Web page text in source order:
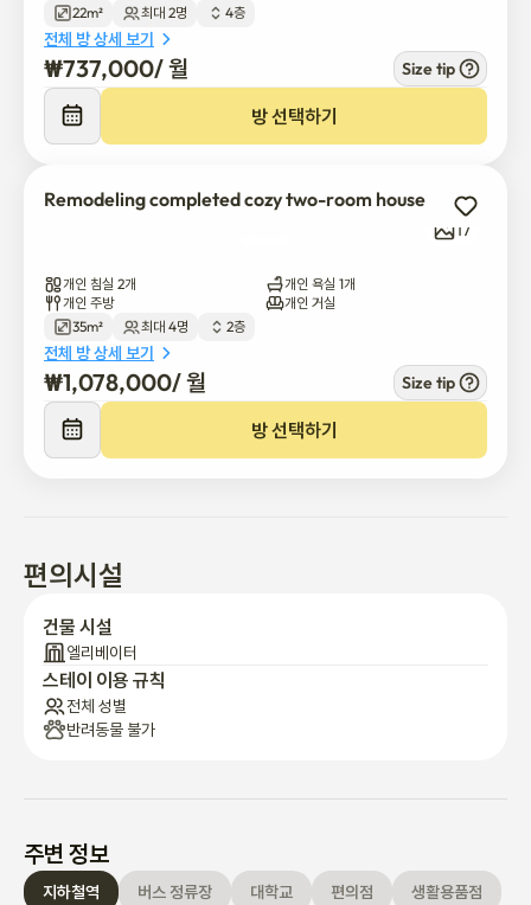
22m²
최대 2명 4층
전체 방 상세 보기
₩737,000/ 월 Size tip
방 선택하기
Remodeling completed cozy two-room house
17
개인 침실 2개
개인 욕실 1개
개인 주방
개인 거실
35m²
최대 4명 2층
전체 방 상세 보기
₩1,078,000/ 월 Size tip
방 선택하기
편의시설
건물 시설
엘리베이터
스테이 이용 규칙
전체 성별
반려동물 불가
주변 정보
지하철역 버스 정류장 대학교 편의점 생활용품점